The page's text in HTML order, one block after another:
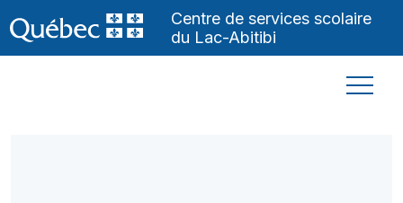
Centre de services scolaire
du Lac-Abitibi